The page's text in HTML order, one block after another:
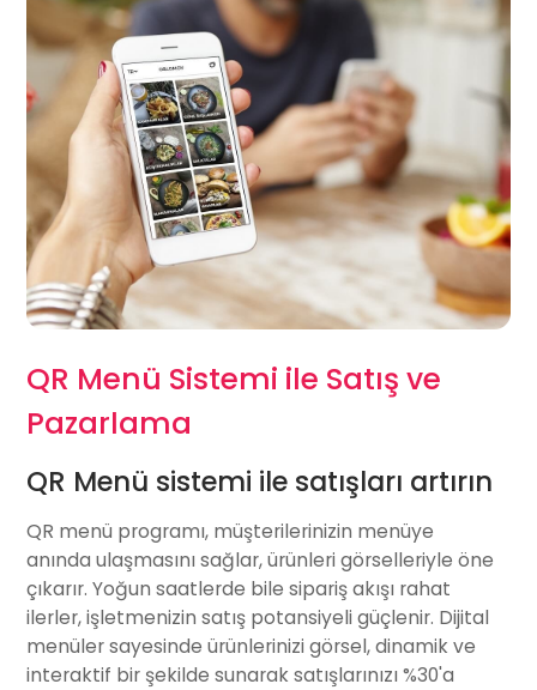
QR Menü Sistemi ile Satış ve
Pazarlama
QR Menü sistemi ile satışları artırın
QR menü programı, müşterilerinizin menüye
anında ulaşmasını sağlar, ürünleri görselleriyle öne
çıkarır. Yoğun saatlerde bile sipariş akışı rahat
ilerler, işletmenizin satış potansiyeli güçlenir. Dijital
menüler sayesinde ürünlerinizi görsel, dinamik ve
interaktif bir şekilde sunarak satışlarınızı %30'a